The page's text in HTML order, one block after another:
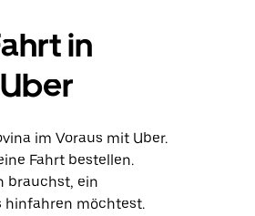
in
im Voraus mit Uber.
Fahrt bestellen.
brauchst, ein
hinfahren möchtest.